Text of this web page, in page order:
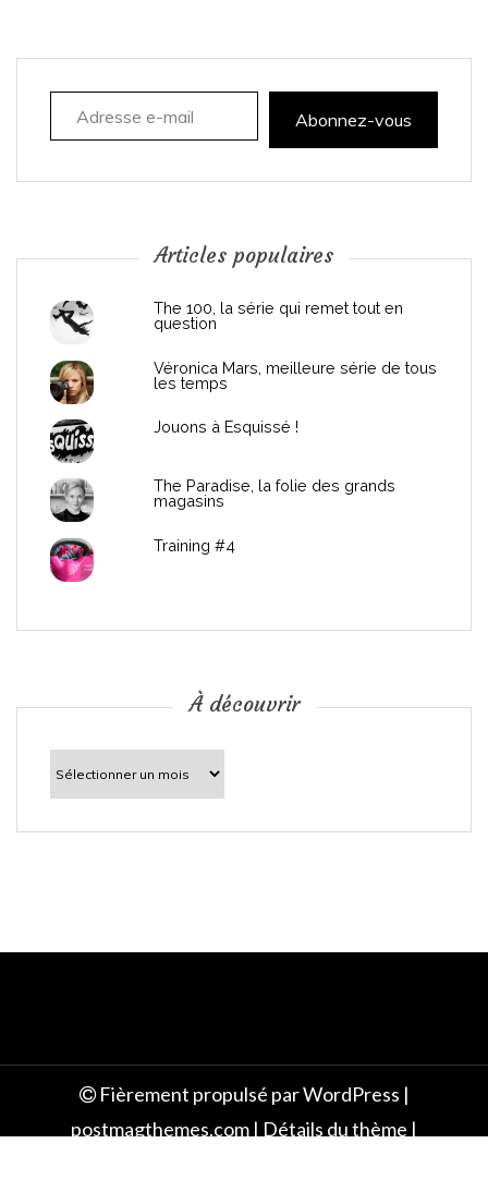
a
n
c
Adresse e-mail
Abonnez-vous
Articles populaires
The 100, la série qui remet tout en
question
Véronica Mars, meilleure série de tous
les temps
Jouons à Esquissé !
The Paradise, la folie des grands
magasins
Training #4
À découvrir
À
découvrir
Fièrement propulsé par WordPress |
postmagthemes.com | Détails du thème |